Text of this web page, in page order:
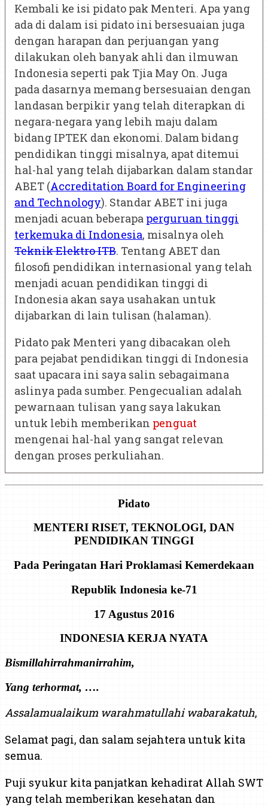
Kembali ke isi pidato pak Menteri. Apa yang
ada di dalam isi pidato ini bersesuaian juga
dengan harapan dan perjuangan yang
dilakukan oleh banyak ahli dan ilmuwan
Indonesia seperti pak Tjia May On. Juga
pada dasarnya memang bersesuaian dengan
landasan berpikir yang telah diterapkan di
negara-negara yang lebih maju dalam
bidang IPTEK dan ekonomi. Dalam bidang
pendidikan tinggi misalnya, apat ditemui
hal-hal yang telah dijabarkan dalam standar
ABET (Accreditation Board for Engineering
and Technology). Standar ABET ini juga
menjadi acuan beberapa perguruan tinggi
terkemuka di Indonesia, misalnya oleh
Teknik Elektro ITB. Tentang ABET dan
filosofi pendidikan internasional yang telah
menjadi acuan pendidikan tinggi di
Indonesia akan saya usahakan untuk
dijabarkan di lain tulisan (halaman).
Pidato pak Menteri yang dibacakan oleh
para pejabat pendidikan tinggi di Indonesia
saat upacara ini saya salin sebagaimana
aslinya pada sumber. Pengecualian adalah
pewarnaan tulisan yang saya lakukan
untuk lebih memberikan penguat
mengenai hal-hal yang sangat relevan
dengan proses perkuliahan.
Pidato
MENTERI RISET, TEKNOLOGI, DAN
PENDIDIKAN TINGGI
Pada Peringatan Hari Proklamasi Kemerdekaan
Republik Indonesia ke-71
17 Agustus 2016
INDONESIA KERJA NYATA
Bismillahirrahmanirrahim,
Yang terhormat, ….
Assalamualaikum warahmatullahi wabarakatuh,
Selamat pagi, dan salam sejahtera untuk kita
semua.
Puji syukur kita panjatkan kehadirat Allah SWT
yang telah memberikan kesehatan dan